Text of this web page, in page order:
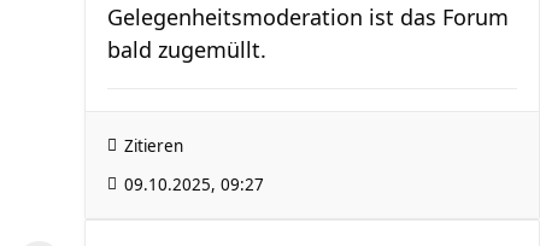
Gelegenheitsmoderation ist das Forum
bald zugemüllt.
Zitieren
09.10.2025, 09:27